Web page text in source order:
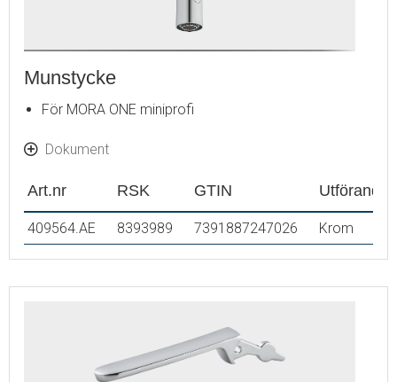
Munstycke
För MORA ONE miniprofi
Dokument
Art.nr RSK GTIN Utförande
409564.AE 8393989 7391887247026 Krom